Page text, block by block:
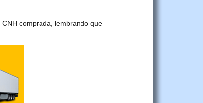
comprada, lembrando que